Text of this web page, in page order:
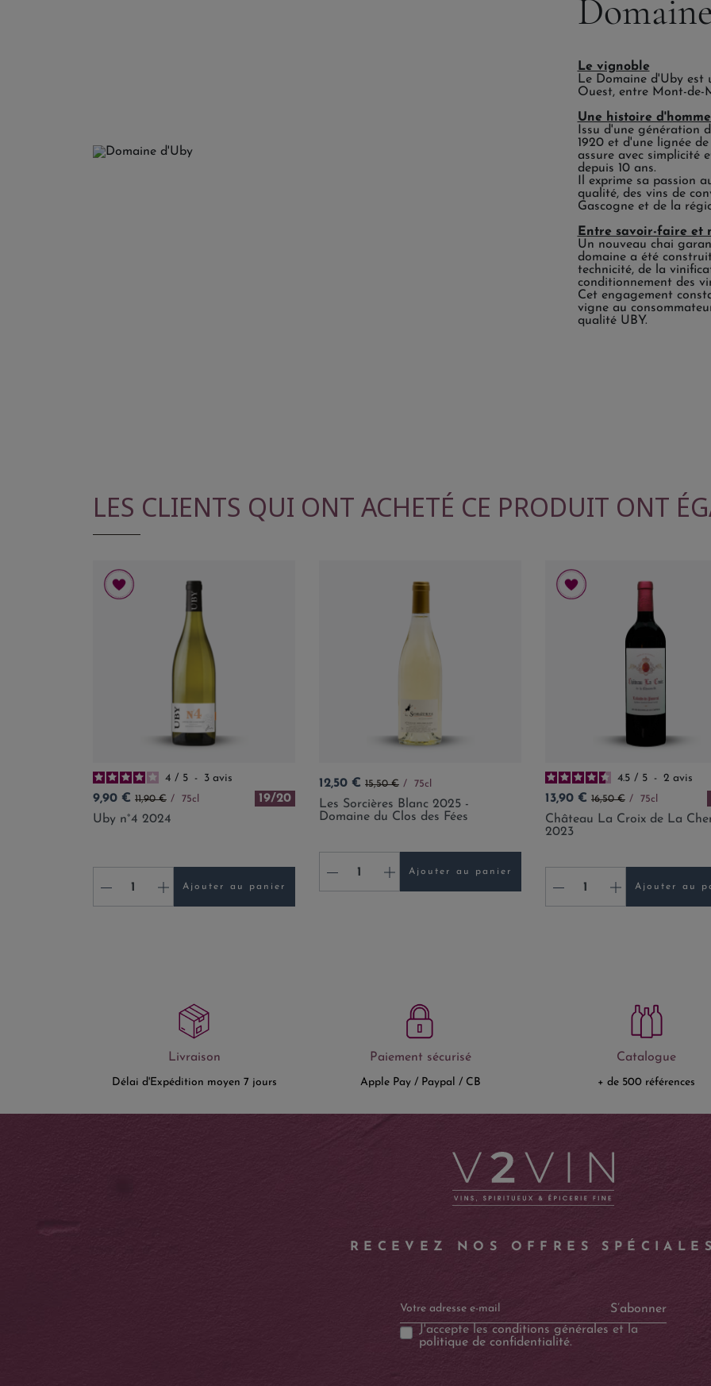
Le vignoble
Le Domaine d'Uby est
Ouest, entre Mont-de-
Une histoire
Issu d'une génération
1920 et d'une lignée
assure avec simplicité
depuis 10 ans.
Il exprime sa passion
qualité, des vins de
Gascogne et de la
Entre savoir-faire et
Un nouveau chai
domaine a été
technicité, de la
conditionnement des
Cet engagement
vigne au
qualité UBY.
LES CLIENTS QUI ONT ACHETÉ CE PRODUIT ONT
4 / 5 - 3 avis
Prix
9,90 € Prix de base
11,90 € 75cl
19/20
Uby n°4 2024
- + Ajouter au panier
Prix
12,50 € Prix de base
15,50 € 75cl
Les Sorcières Blanc 2025 -
Domaine du Clos des Fées
- + Ajouter au panier
4.5 / 5 - 2 avis
Prix
13,90 € Prix de base
16,50 € 75cl
Château La Croix de La
2023
- + Ajouter au
Livraison
Délai d'Expédition moyen 7 jours
Paiement sécurisé
Apple Pay / Paypal / CB
Catalogue
+ de 500 références
RECEVEZ NOS OFFRES
S’abonner
J'accepte les conditions générales et la
politique de confidentialité.